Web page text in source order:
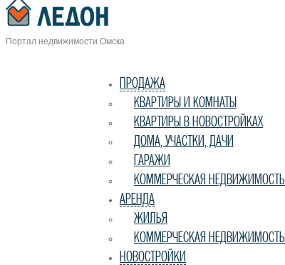
Портал недвижимости Омска
ПРОДАЖА
КВАРТИРЫ И КОМНАТЫ
КВАРТИРЫ В НОВОСТРОЙКАХ
ДОМА, УЧАСТКИ, ДАЧИ
ГАРАЖИ
КОММЕРЧЕСКАЯ НЕДВИЖИМОСТЬ
АРЕНДА
ЖИЛЬЯ
КОММЕРЧЕСКАЯ НЕДВИЖИМОСТЬ
НОВОСТРОЙКИ